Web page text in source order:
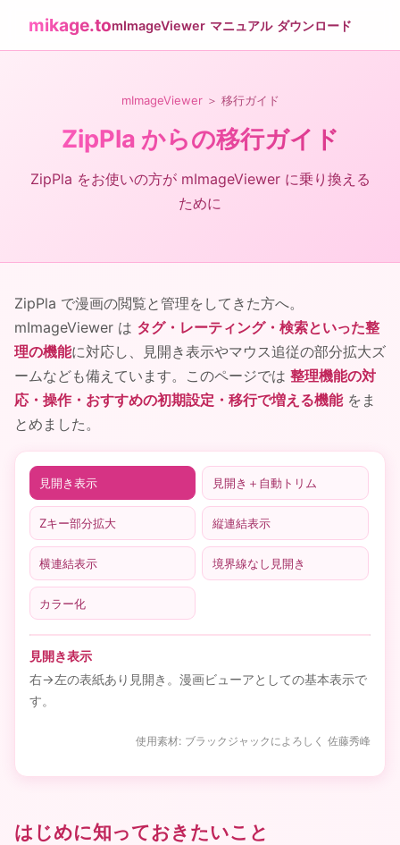
mikage.tomImageViewer マニュアル ダウンロード
mImageViewer＞ 移行ガイド
ZipPla からの移行ガイド
ZipPla をお使いの方が mImageViewer に乗り換える
ために
ZipPla で漫画の閲覧と管理をしてきた方へ。
mImageViewer は タグ・レーティング・検索といった整
理の機能に対応し、見開き表示やマウス追従の部分拡大ズ
ームなども備えています。このページでは 整理機能の対
応・操作・おすすめの初期設定・移行で増える機能をま
とめました。
見開き表示 見開き＋自動トリム
Zキー部分拡大 縦連結表示
横連結表示 境界線なし見開き
カラー化
見開き表示
右→左の表紙あり見開き。漫画ビューアとしての基本表示で
す。
使用素材: ブラックジャックによろしく 佐藤秀峰
はじめに知っておきたいこと